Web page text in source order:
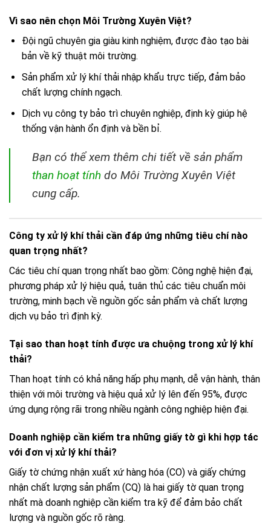
Vì sao nên chọn Môi Trường Xuyên Việt?
Đội ngũ chuyên gia giàu kinh nghiệm, được đào tạo bài
bản về kỹ thuật môi trường.
Sản phẩm xử lý khí thải nhập khẩu trực tiếp, đảm bảo
chất lượng chính ngạch.
Dịch vụ công ty bảo trì chuyên nghiệp, định kỳ giúp hệ
thống vận hành ổn định và bền bỉ.
Bạn có thể xem thêm chi tiết về sản phẩm
than hoạt tính do Môi Trường Xuyên Việt
cung cấp.
Công ty xử lý khí thải cần đáp ứng những tiêu chí nào
quan trọng nhất?
Các tiêu chí quan trọng nhất bao gồm: Công nghệ hiện đại,
phương pháp xử lý hiệu quả, tuân thủ các tiêu chuẩn môi
trường, minh bạch về nguồn gốc sản phẩm và chất lượng
dịch vụ bảo trì định kỳ.
Tại sao than hoạt tính được ưa chuộng trong xử lý khí
thải?
Than hoạt tính có khả năng hấp phụ mạnh, dễ vận hành, thân
thiện với môi trường và hiệu quả xử lý lên đến 95%, được
ứng dụng rộng rãi trong nhiều ngành công nghiệp hiện đại.
Doanh nghiệp cần kiểm tra những giấy tờ gì khi hợp tác
với đơn vị xử lý khí thải?
Giấy tờ chứng nhận xuất xứ hàng hóa (CO) và giấy chứng
nhận chất lượng sản phẩm (CQ) là hai giấy tờ quan trọng
nhất mà doanh nghiệp cần kiểm tra kỹ để đảm bảo chất
lượng và nguồn gốc rõ ràng.